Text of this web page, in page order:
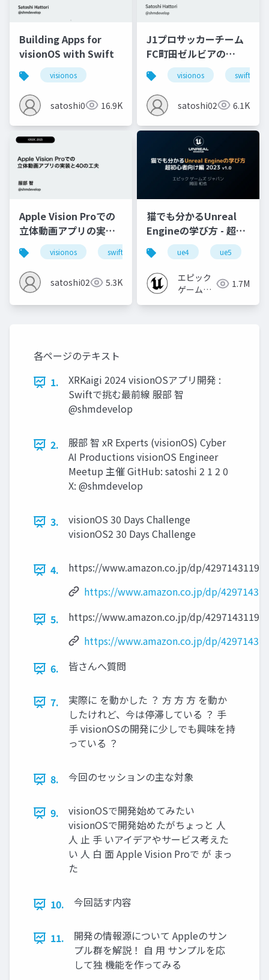
Building Apps for
visionOS with Swift
visionos
satoshi0212 16.9K
J1プロサッカーチーム
FC町田ゼルビアの
Immersive動画を撮影
しSwiftでViewerを実
装し体験会実施した
visionos swift
satoshi0212 6.1K
Apple Vision Proでの
立体動画アプリの実装
と40の工夫
visionos swift
satoshi0212 5.3K
猫でも分かるUnreal
Engineの学び方 - 超初
心者向け編 - 2023 v1.0
ue4 ue5
エピック
ゲームズ
1.7M
各ページのテキスト
1.
XRKaigi 2024 visionOSアプリ開発 :
Swiftで挑む最前線 服部 智
@shmdevelop
2.
服部 智 xR Experts (visionOS) Cyber
AI Productions visionOS Engineer
Meetup 主催 GitHub: satoshi 2 1 2 0
X: @shmdevelop
3.
visionOS 30 Days Challenge
visionOS2 30 Days Challenge
4.
https://www.amazon.co.jp/dp/4297143119/
https://www.amazon.co.jp/dp/
5.
https://www.amazon.co.jp/dp/4297143119/
https://www.amazon.co.jp/dp/
6.
皆さんへ質問
7.
実際に を動かした ？ 方 方 方 を動か
したけれど、今は停滞している ？ 手
手 visionOSの開発に少しでも興味を持
っている ？
8. 今回のセッションの主な対象
9.
visionOSで開発始めてみたい
visionOSで開発始めたがちょっと 人
人 止 手 いアイデアやサービス考えた
い 人 白 面 Apple Vision Proで が まっ
た
10. 今回話す内容
11.
開発の情報源について Appleのサン
プル群を解説！ 自 用 サンプルを応
して独 機能を作ってみる